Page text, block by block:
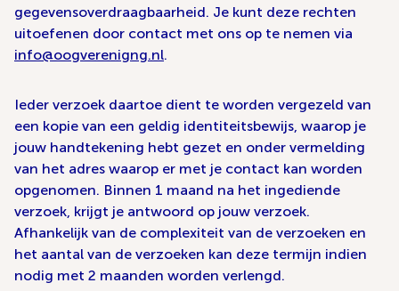
gegevensoverdraagbaarheid. Je kunt deze rechten
uitoefenen door contact met ons op te nemen via
info@oogverenigng.nl.
Ieder verzoek daartoe dient te worden vergezeld van
een kopie van een geldig identiteitsbewijs, waarop je
jouw handtekening hebt gezet en onder vermelding
van het adres waarop er met je contact kan worden
opgenomen. Binnen 1 maand na het ingediende
verzoek, krijgt je antwoord op jouw verzoek.
Afhankelijk van de complexiteit van de verzoeken en
het aantal van de verzoeken kan deze termijn indien
nodig met 2 maanden worden verlengd.